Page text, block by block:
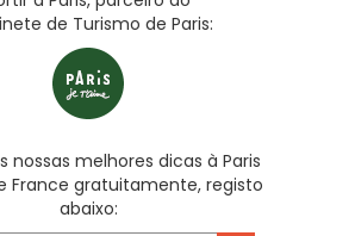
de Turismo de Paris:
nossas melhores dicas à Paris
France gratuitamente, registo
abaixo: